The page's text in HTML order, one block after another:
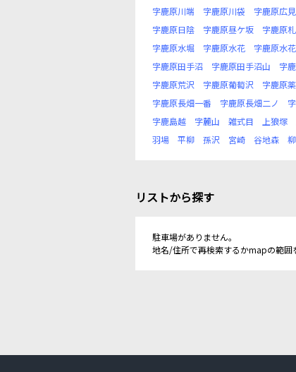
字鹿原川端
字鹿原川袋 字鹿原広見
字鹿原日陰
字鹿原昼ケ坂 字鹿原
字鹿原水堀
字鹿原水花 字鹿原水
字鹿原田手沼
字鹿原田手沼山 字
字鹿原荒沢
字鹿原葡萄沢 字鹿原
字鹿原長畑一番
字鹿原長畑二ノ
字鹿島越
字麓山 雑式目 上狼塚
羽場
平柳 孫沢 宮崎 谷地森
リストから探す
駐車場がありません。
地名/住所で再検索するかmapの範囲